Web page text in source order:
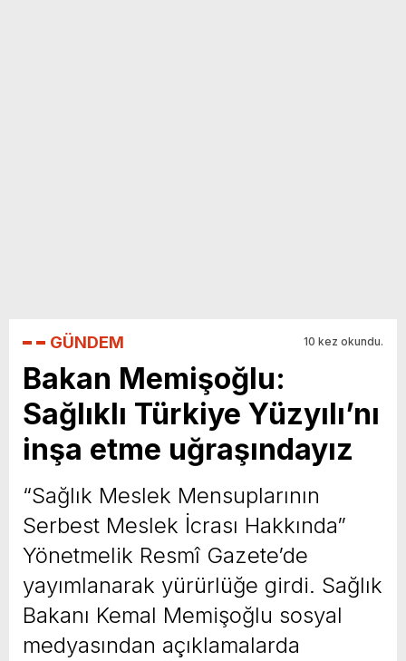
GÜNDEM 10 kez okundu.
Bakan Memişoğlu:
Sağlıklı Türkiye Yüzyılı’nı
inşa etme uğraşındayız
“Sağlık Meslek Mensuplarının
Serbest Meslek İcrası Hakkında”
Yönetmelik Resmî Gazete’de
yayımlanarak yürürlüğe girdi. Sağlık
Bakanı Kemal Memişoğlu sosyal
medyasından açıklamalarda